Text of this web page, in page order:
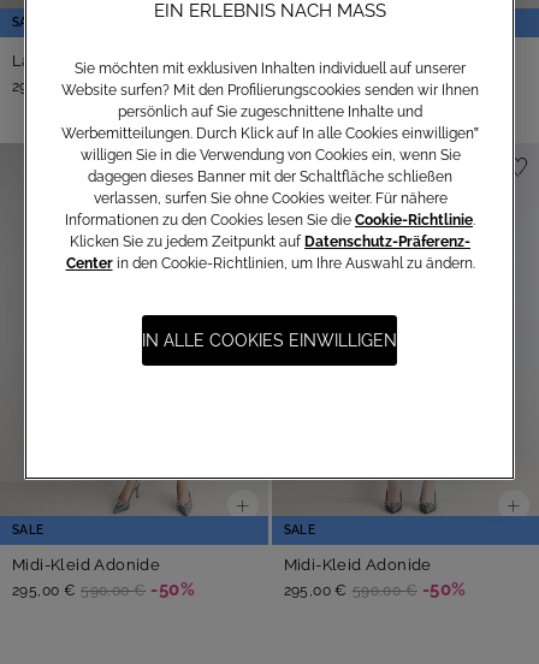
SALE
Langes Kleid Elicriso
295,00 € 590,00 € -50%
SALE
Midi-Kleid Adonide
295,00 € 590,00 € -50%
SALE
Midi-Kleid Adonide
295,00 € 590,00 € -50%
EIN ERLEBNIS NACH MASS
Sie möchten mit exklusiven Inhalten individuell auf unserer
Website surfen? Mit den Profilierungscookies senden wir Ihnen
persönlich auf Sie zugeschnittene Inhalte und
Werbemitteilungen. Durch Klick auf In alle Cookies einwilligen‟
willigen Sie in die Verwendung von Cookies ein, wenn Sie
dagegen dieses Banner mit der Schaltfläche schließen
verlassen, surfen Sie ohne Cookies weiter. Für nähere
Informationen zu den Cookies lesen Sie die Cookie-Richtlinie
Klicken Sie zu jedem Zeitpunkt aufDatenschutz-Präferenz-
Centerin den Cookie-Richtlinien, um Ihre Auswahl zu ändern.
IN ALLE COOKIES EINWILLIGEN